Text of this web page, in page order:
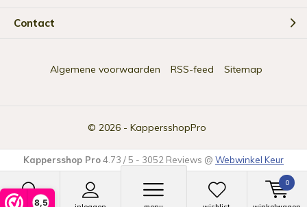
8,5
0
Contact
© 2026 - KappersshopPro
Algemene voorwaarden RSS-feed Sitemap
Kappersshop Pro4.73 /5 - 3052 Reviews @ Webwinkel Keur